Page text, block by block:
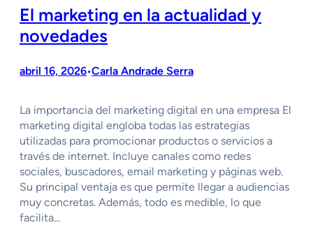
El marketing en la actualidad y
novedades
abril 16, 2026•Carla Andrade Serra
La importancia del marketing digital en una empresa El
marketing digital engloba todas las estrategias
utilizadas para promocionar productos o servicios a
través de internet. Incluye canales como redes
sociales, buscadores, email marketing y páginas web.
Su principal ventaja es que permite llegar a audiencias
muy concretas. Además, todo es medible, lo que
facilita…